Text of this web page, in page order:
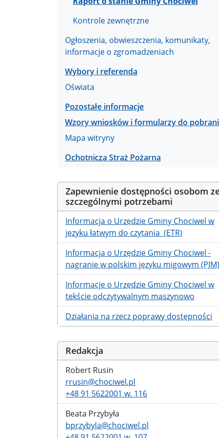
Kontrole zewnętrzne
Ogłoszenia, obwieszczenia, komunikaty,
informacje o zgromadzeniach
Wybory i referenda
Oświata
Pozostałe informacje
Wzory wniosków i formularzy do
Mapa witryny
Ochotnicza Straż Pożarna
Zapewnienie dostępności osobom
szczególnymi potrzebami
Informacja o Urzędzie Gminy Chociwel w
języku łatwym do czytania (ETR)
Informacja o Urzędzie Gminy Chociwel -
nagranie w polskim języku migowym (PJM)
Informacje o Urzędzie Gminy Chociwel w
tekście odczytywalnym maszynowo
Działania na rzecz poprawy dostępności
Redakcja
Robert Rusin
rrusin@chociwel.pl
+48 91 5622001 w. 116
Beata Przybyła
bprzybyla@chociwel.pl